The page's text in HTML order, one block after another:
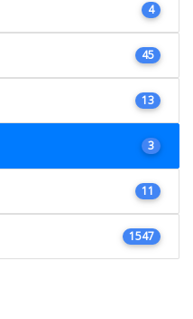
4
45
13
3
11
1547